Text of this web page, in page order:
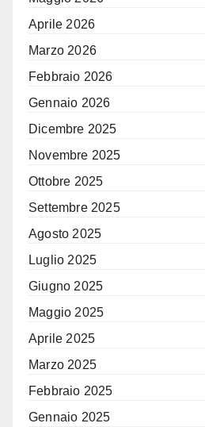
Aprile 2026
Marzo 2026
Febbraio 2026
Gennaio 2026
Dicembre 2025
Novembre 2025
Ottobre 2025
Settembre 2025
Agosto 2025
Luglio 2025
Giugno 2025
Maggio 2025
Aprile 2025
Marzo 2025
Febbraio 2025
Gennaio 2025